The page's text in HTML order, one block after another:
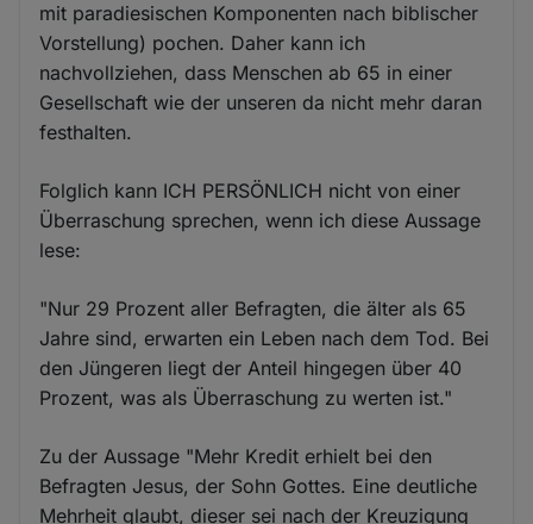
mit paradiesischen Komponenten nach biblischer
Vorstellung) pochen. Daher kann ich
nachvollziehen, dass Menschen ab 65 in einer
Gesellschaft wie der unseren da nicht mehr daran
festhalten.
Folglich kann ICH PERSÖNLICH nicht von einer
Überraschung sprechen, wenn ich diese Aussage
lese:
"Nur 29 Prozent aller Befragten, die älter als 65
Jahre sind, erwarten ein Leben nach dem Tod. Bei
den Jüngeren liegt der Anteil hingegen über 40
Prozent, was als Überraschung zu werten ist."
Zu der Aussage "Mehr Kredit erhielt bei den
Befragten Jesus, der Sohn Gottes. Eine deutliche
Mehrheit glaubt, dieser sei nach der Kreuzigung